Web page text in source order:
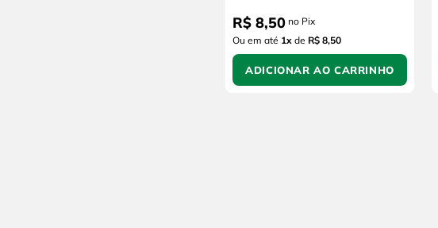
R$ 8,50 no Pix
Ou em até 1x de R$ 8,50
ADICIONAR AO CARRINHO